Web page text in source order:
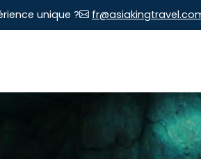
unique ?